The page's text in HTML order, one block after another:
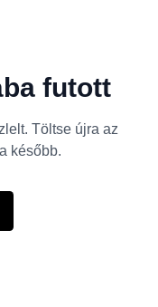
futott
Töltse újra az
később.